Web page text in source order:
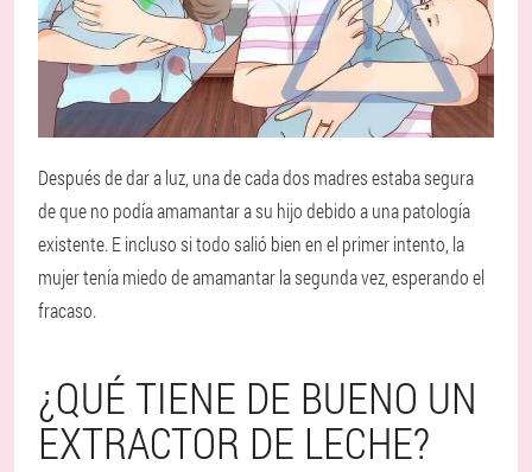
Después de dar a luz, una de cada dos madres estaba segura
de que no podía amamantar a su hijo debido a una patología
existente. E incluso si todo salió bien en el primer intento, la
mujer tenía miedo de amamantar la segunda vez, esperando el
fracaso.
¿QUÉ TIENE DE BUENO UN
EXTRACTOR DE LECHE?